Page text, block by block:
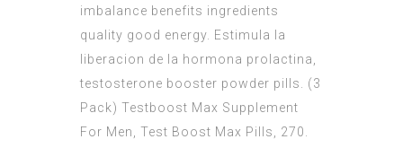
imbalance benefits ingredients
quality good energy. Estimula la
liberacion de la hormona prolactina,
testosterone booster powder pills. (3
Pack) Testboost Max Supplement
For Men, Test Boost Max Pills, 270.